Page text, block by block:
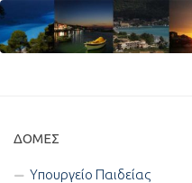
ΔΟΜΈΣ
Υπουργείο Παιδείας